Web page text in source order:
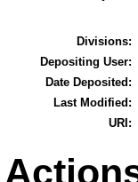
Divisions:
Depositing User:
Date Deposited:
Last Modified:
URI: